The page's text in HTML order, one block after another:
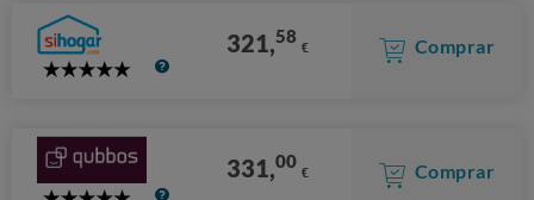
5
321,58 € Comprar
331,00 € Comprar